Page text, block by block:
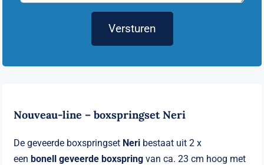
Versturen
Nouveau-line – boxspringset Neri
De geveerde boxspringset Neri bestaat uit 2 x
eenbonell geveerde boxspring van ca. 23 cm hoog met